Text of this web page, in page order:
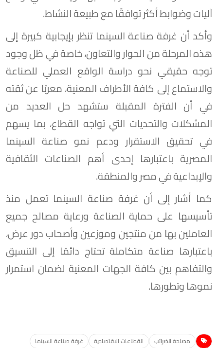
آليات وضوابط أكثر توافقًا مع طبيعة النشاط.
وأكد أن غرفة صناعة السينما تنظر بإيجابية كبيرة إلى
هذه المرحلة من الحوار والتعاون، خاصة في ظل وجود
توجه حقيقي نحو دراسة الواقع العملي للصناعة
والاستماع إلى كافة الأطراف المعنية، معربًا عن ثقته
في أن الفترة المقبلة ستشهد حل العديد من
المشكلات والتحديات التي تواجه القطاع، بما يسهم
في تحقيق الاستقرار ودعم نمو صناعة السينما
المصرية باعتبارها إحدى أهم الصناعات الثقافية
والإبداعية في مصر والمنطقة.
كما أشار إلى أن غرفة صناعة السينما تعمل منذ
تأسيسها على حماية الصناعة ورعاية مصالح جميع
العاملين بها من منتجين وموزعين وأصحاب دور عرض،
باعتبارها صناعة متكاملة تحتاج دائمًا إلى التنسيق
والتفاهم بين كافة الجهات المعنية لضمان استمرار
نموها وتطورها.
مصلحة الضرائب القطاعات الاقتصادية غرفة صناعة السينما